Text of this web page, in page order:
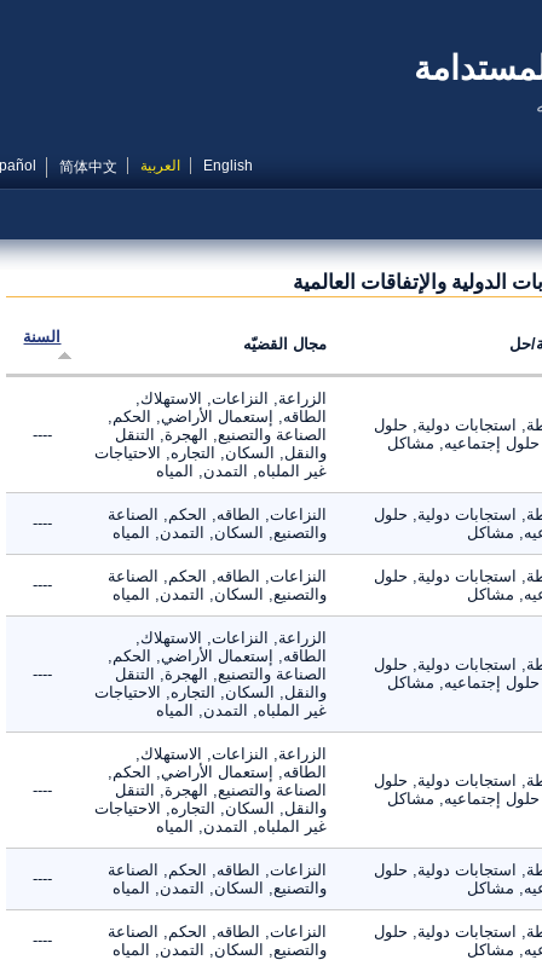
English العربية 简体中文
Español
والإتفاقات العالمية
مجال القضيّه السنة
استجابات دولية, حلول
إجتماعيه, مشاكل
الزراعة, النزاعات, الاستهلاك,
الطاقه, إستعمال الأراضي, الحكم,
الصناعة والتصنيع, الهجرة, التنقل
والنقل, السكان, التجاره, الاحتياجات
غير الملباه, التمدن, المياه
----
استجابات دولية, حلول
مشاكل
النزاعات, الطاقه, الحكم, الصناعة
والتصنيع, السكان, التمدن, المياه
----
استجابات دولية, حلول
مشاكل
النزاعات, الطاقه, الحكم, الصناعة
والتصنيع, السكان, التمدن, المياه
----
استجابات دولية, حلول
إجتماعيه, مشاكل
الزراعة, النزاعات, الاستهلاك,
الطاقه, إستعمال الأراضي, الحكم,
الصناعة والتصنيع, الهجرة, التنقل
والنقل, السكان, التجاره, الاحتياجات
غير الملباه, التمدن, المياه
----
استجابات دولية, حلول
إجتماعيه, مشاكل
الزراعة, النزاعات, الاستهلاك,
الطاقه, إستعمال الأراضي, الحكم,
الصناعة والتصنيع, الهجرة, التنقل
والنقل, السكان, التجاره, الاحتياجات
غير الملباه, التمدن, المياه
----
استجابات دولية, حلول
مشاكل
النزاعات, الطاقه, الحكم, الصناعة
والتصنيع, السكان, التمدن, المياه
----
استجابات دولية, حلول
مشاكل
النزاعات, الطاقه, الحكم, الصناعة
والتصنيع, السكان, التمدن, المياه
----